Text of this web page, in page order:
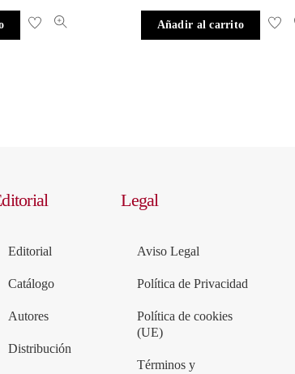
Añadir al carrito
Editorial
Catálogo
Autores
Distribución
Legal
Aviso Legal
Política de Privacidad
Política de cookies
(UE)
Términos y